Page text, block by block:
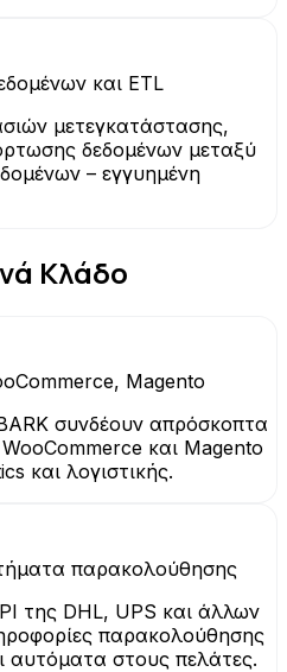
και ETL
μετεγκατάστασης,
δεδομένων μεταξύ
– εγγυημένη
Κλάδο
Magento
συνδέουν απρόσκοπτα
και Magento
και λογιστικής.
παρακολούθησης
της DHL, UPS και άλλων
παρακολούθησης
αυτόματα στους πελάτες.